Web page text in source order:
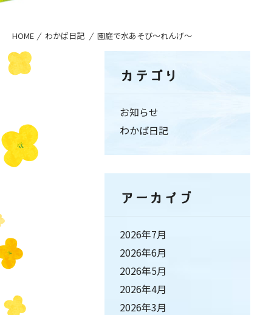
HOME わかば日記 園庭で水あそび〜れんげ〜
カテゴリ
お知らせ
わかば日記
アーカイブ
2026年7月
2026年6月
2026年5月
2026年4月
2026年3月